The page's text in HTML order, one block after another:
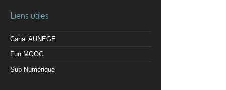
Liens utiles
Canal AUNEGE
Fun MOOC
Sup Numérique